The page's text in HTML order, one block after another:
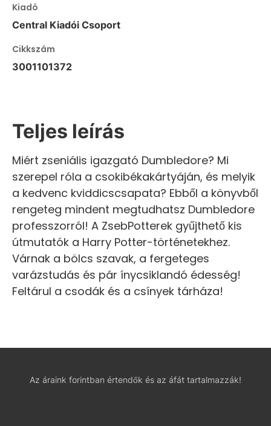
Kiadó
Central Kiadói Csoport
Cikkszám
3001101372
Teljes leírás
Miért zseniális igazgató Dumbledore? Mi
szerepel róla a csokibékakártyáján, és melyik
a kedvenc kviddicscsapata? Ebből a könyvből
rengeteg mindent megtudhatsz Dumbledore
professzorról! A ZsebPotterek gyűjthető kis
útmutatók a Harry Potter-történetekhez.
Várnak a bölcs szavak, a fergeteges
varázstudás és pár ínycsiklandó édesség!
Feltárul a csodák és a csínyek tárháza!
Az áraink forintban értendők és az áfát tartalmazzák!